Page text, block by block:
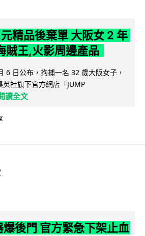
精品後棄單 大阪女 2 年
賊王,火影周邊產品
6 日公布，拘捕一名 32 歲大阪女子，
社旗下官方網店「JUMP
讀全文
後門 官方緊急下架止血